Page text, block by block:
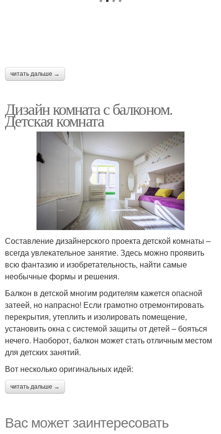
читать дальше →
Дизайн комната с балконом.
Детская комната
Составление дизайнерского проекта детской комнаты –
всегда увлекательное занятие. Здесь можно проявить
всю фантазию и изобретательность, найти самые
необычные формы и решения.
Балкон в детской многим родителям кажется опасной
затеей, но напрасно! Если грамотно отремонтировать
перекрытия, утеплить и изолировать помещение,
установить окна с системой защиты от детей – бояться
нечего. Наоборот, балкон может стать отличным местом
для детских занятий.
Вот несколько оригинальных идей:
читать дальше →
Вас может заинтересовать